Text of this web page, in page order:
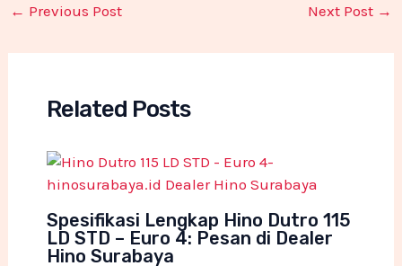
← Previous Post Next Post →
Related Posts
Spesifikasi Lengkap Hino Dutro 115
LD STD – Euro 4: Pesan di Dealer
Hino Surabaya